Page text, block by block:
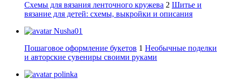
Схемы для вязания ленточного кружева 2 Шитье и
вязание для детей: схемы, выкройки и описания
Nusha01
Пошаговое оформление букетов 1 Необычные поделки
и авторские сувениры своими руками
polinka